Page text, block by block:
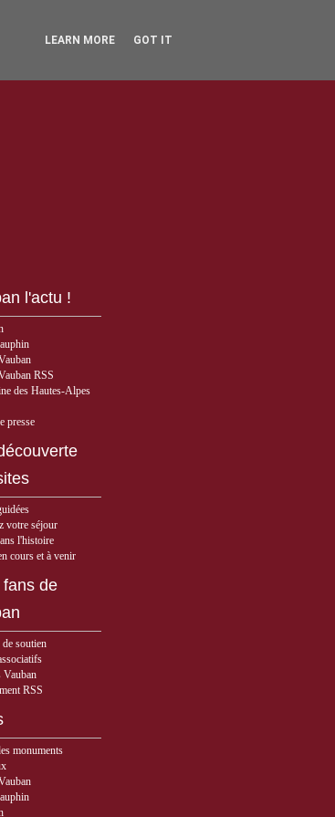
l'actu !
RSS
des Hautes-Alpes
presse
votre séjour
l'histoire
cours et à venir
fans de
soutien
Vauban
RSS
monuments
LEARN MORE GOT IT